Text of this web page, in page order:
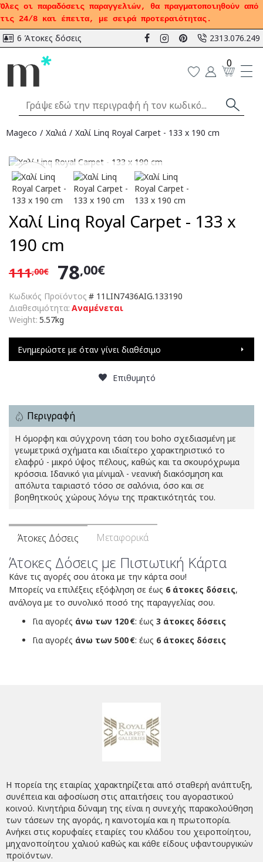
Όλες οι παραδόσεις παραγγελιών, θα πραγματοποιηθούν από
τις 24/8 και έπειτα, με σειρά προτεραιότητας.
6 Άτοκες δόσεις 2313.076.249
0
Mageco Χαλιά Χαλί Linq Royal Carpet - 133 x 190 cm
-30% Αναμένεται
Χαλί Linq Royal Carpet - 133 x
190 cm
Κωδικός Προϊόντος # 11LIN7436AIG.133190
Διαθεσιμότητα: Αναμένεται
Weight: 5.57kg
78,00€
111,00€
Ενημερώστε με όταν γίνει διαθέσιμο
Επιθυμητό
Περιγραφή
Η όμορφη και σύγχρονη τάση του boho σχεδιασμένη με
γεωμετρικά σχήματα και ιδιαίτερο χαρακτηριστικό το
ελαφρύ - μικρό ύψος πέλους, καθώς και τα σκουρόχρωμα
κρόσσια. Ιδανικό για μίνιμαλ - νεανική διακόσμηση και
απόλυτα ταιριαστό τόσο σε σαλόνια, όσο και σε
βοηθητκούς χώρους λόγω της πρακτικότητάς του.
Άτοκες Δόσεις Μεταφορικά
Άτοκες Δόσεις με Πιστωτική Κάρτα
Κάνε τις αγορές σου άτοκα με την κάρτα σου!
Μπορείς να επιλέξεις εξόφληση σε έως 6 άτοκες δόσεις,
ανάλογα με το συνολικό ποσό της παραγγελίας σου.
Για αγορές άνω των 120 €: έως 3 άτοκες δόσεις
Για αγορές άνω των 500 €: έως 6 άτοκες δόσεις
Η πορεία της εταιρίας χαρακτηρίζεται από σταθερή ανάπτυξη,
συνέπεια και αφοσίωση στις απαιτήσεις του αγοραστικού
κοινού. Κινητήρια δύναμη της είναι η συνεχής παρακολούθηση
των τάσεων της αγοράς, η καινοτομία και η πρωτοπορία.
Ανήκει στις κορυφαίες εταιρίες του κλάδου του χειροποίητου,
μηχανοποίητου χαλιού καθώς και κάθε είδους υφαντουργικών
προϊόντων.